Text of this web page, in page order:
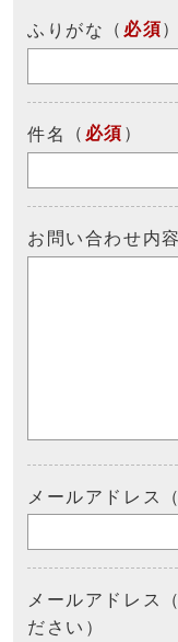
ふりがな （ 必須）
件名 （ 必須 ）
お問い合わせ内容
メールアドレス
メールアドレス
ださい）